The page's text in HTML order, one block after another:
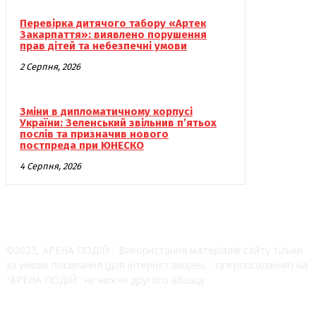
Перевірка дитячого табору «Артек
Закарпаття»: виявлено порушення
прав дітей та небезпечні умови
2 Серпня, 2026
Зміни в дипломатичному корпусі
України: Зеленський звільнив п’ятьох
послів та призначив нового
постпреда при ЮНЕСКО
4 Серпня, 2026